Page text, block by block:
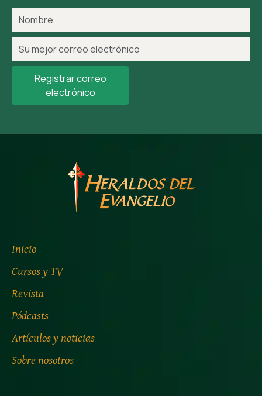
Registrar correo
electrónico
Inicio
Cursos y TV
Revista
Pódcasts
Artículos y noticias
Sobre nosotros